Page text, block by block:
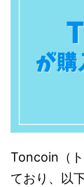
Toncoin（
ており、以